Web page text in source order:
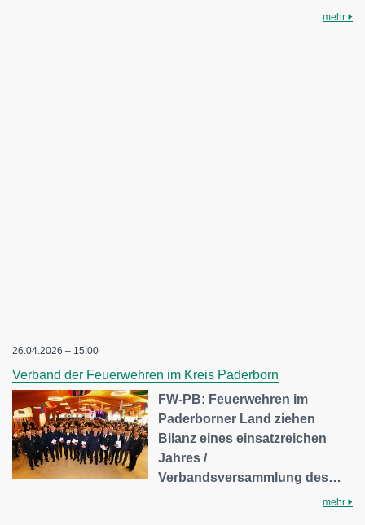
mehr
26.04.2026 – 15:00
Verband der Feuerwehren im Kreis Paderborn
FW-PB: Feuerwehren im
Paderborner Land ziehen
Bilanz eines einsatzreichen
Jahres /
Verbandsversammlung des…
mehr